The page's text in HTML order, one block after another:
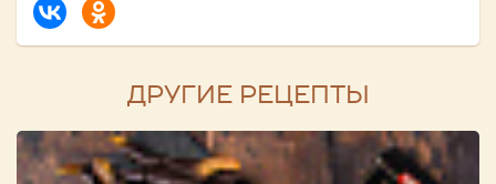
ДРУГИЕ РЕЦЕПТЫ